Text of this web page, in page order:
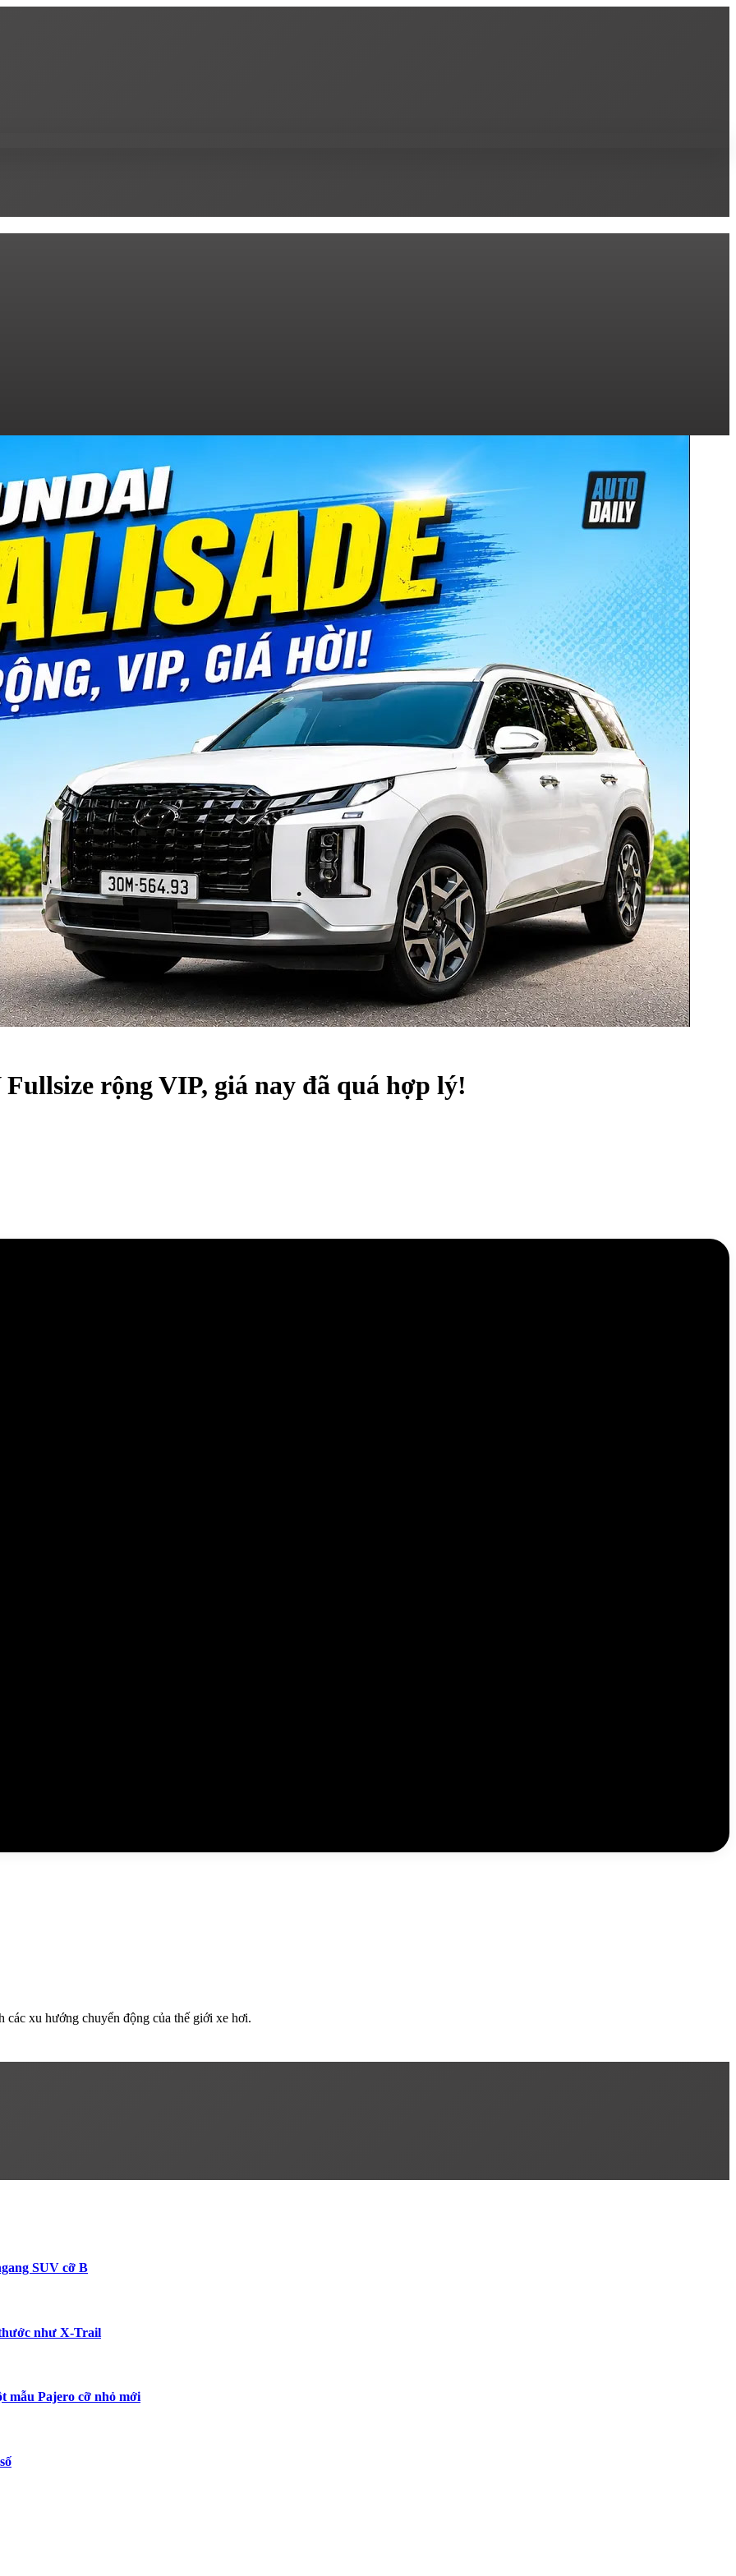
rộng VIP, giá nay đã quá hợp lý!
xu hướng chuyển động của thế giới xe hơi.
SUV cỡ B
như X-Trail
mẫu Pajero cỡ nhỏ mới